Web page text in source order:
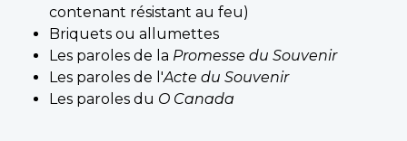
contenant résistant au feu)
Briquets ou allumettes
Les paroles de la Promesse du Souvenir
Les paroles de l'Acte du Souvenir
Les paroles du O Canada